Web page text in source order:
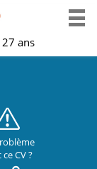
ans
ce CV ?